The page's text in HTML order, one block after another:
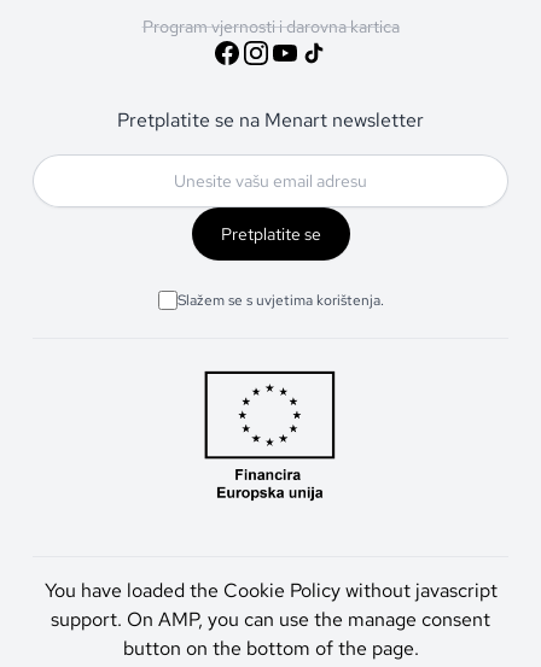
Program vjernosti i darovna kartica
Pretplatite se na Menart newsletter
Pretplatite se
Slažem se s uvjetima korištenja.
You have loaded the Cookie Policy without javascript
support. On AMP, you can use the manage consent
button on the bottom of the page.